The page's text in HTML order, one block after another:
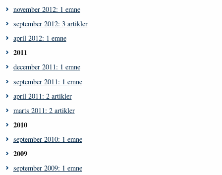
november 2012: 1 emne
september 2012: 3 artikler
april 2012: 1 emne
2011
december 2011: 1 emne
september 2011: 1 emne
april 2011: 2 artikler
marts 2011: 2 artikler
2010
september 2010: 1 emne
2009
september 2009: 1 emne